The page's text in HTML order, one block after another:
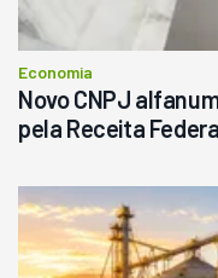
Economia
Novo CNPJ
pela Receita